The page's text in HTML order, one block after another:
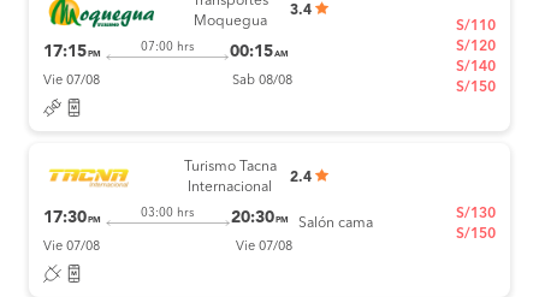
Moquegua
3.4
17:15 PM
07:00 hrs 00:15AM
Vie 07/08 Sab 08/08
S/110
S/120
S/140
S/150
Turismo Tacna
Internacional
2.4
17:30 PM
03:00 hrs 20:30 PM
Vie 07/08 Vie 07/08
Salón cama
S/130
S/150